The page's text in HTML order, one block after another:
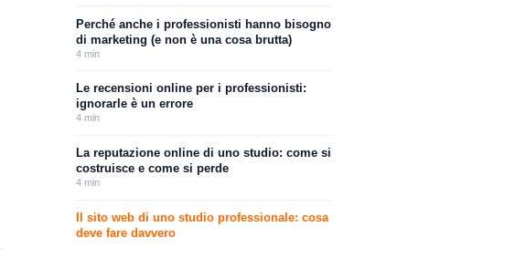
Perché anche i professionisti hanno bisogno
di marketing (e non è una cosa brutta)
4 min
Le recensioni online per i professionisti:
ignorarle è un errore
4 min
La reputazione online di uno studio: come si
costruisce e come si perde
4 min
Il sito web di uno studio professionale: cosa
deve fare davvero